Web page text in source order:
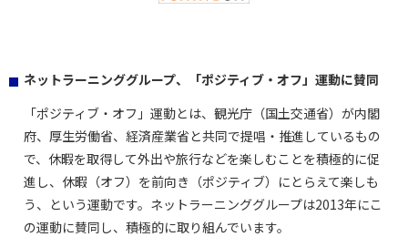
ネットラーニンググループ、「ポジティブ・オフ」運動に賛同
「ポジティブ・オフ」運動とは、観光庁（国土交通省）が内閣
府、厚生労働省、経済産業省と共同で提唱・推進しているもの
で、休暇を取得して外出や旅行などを楽しむことを積極的に促
進し、休暇（オフ）を前向き（ポジティブ）にとらえて楽しも
う、という運動です。ネットラーニンググループは2013年にこ
の運動に賛同し、積極的に取り組んでいます。